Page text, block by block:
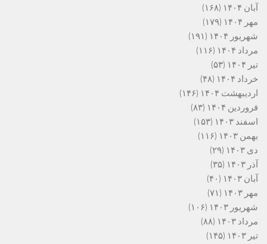
آبان ۱۴۰۴
(۱۶۸)
مهر ۱۴۰۴
(۱۷۹)
شهریور ۱۴۰۴
(۱۹۱)
مرداد ۱۴۰۴
(۱۱۶)
تیر ۱۴۰۴
(۵۳)
خرداد ۱۴۰۴
(۴۸)
اردیبهشت ۱۴۰۴
(۱۴۶)
فروردین ۱۴۰۴
(۸۳)
اسفند ۱۴۰۳
(۱۵۳)
بهمن ۱۴۰۳
(۱۱۶)
دی ۱۴۰۳
(۲۹)
آذر ۱۴۰۳
(۳۵)
آبان ۱۴۰۳
(۴۰)
مهر ۱۴۰۳
(۷۱)
شهریور ۱۴۰۳
(۱۰۶)
مرداد ۱۴۰۳
(۸۸)
تیر ۱۴۰۳
(۱۴۵)